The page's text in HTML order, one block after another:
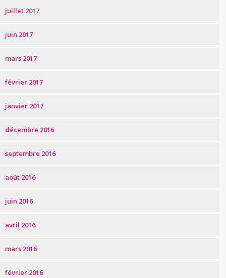
juillet 2017
juin 2017
mars 2017
février 2017
janvier 2017
décembre 2016
septembre 2016
août 2016
juin 2016
avril 2016
mars 2016
février 2016